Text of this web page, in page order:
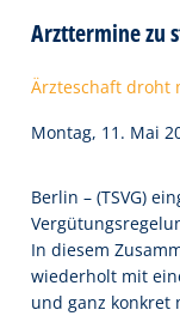
Arzttermine zu
Ärzteschaft droht
Montag, 11. Mai
Berlin – (TSVG)
In diesem
wiederholt mit
und ganz konkret